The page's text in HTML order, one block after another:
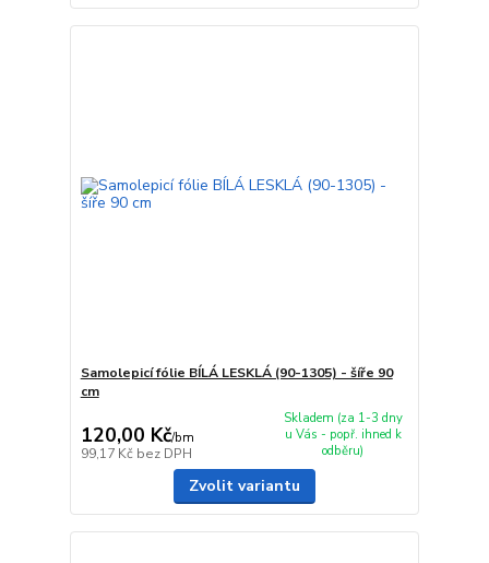
Samolepicí fólie BÍLÁ LESKLÁ (90-1305) - šíře 90
cm
120,00 Kč/bm
99,17 Kč bez DPH
Skladem (za 1-3 dny
u Vás - popř. ihned k
odběru)
Zvolit variantu